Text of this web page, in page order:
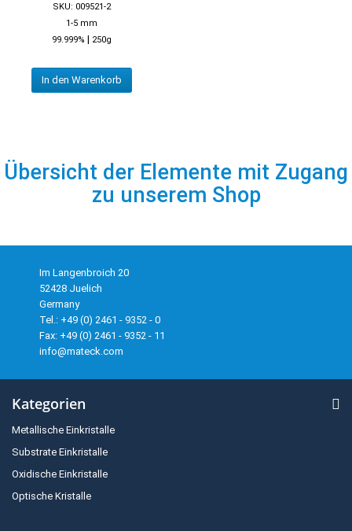
SKU: 009521-2
1-5 mm
99.999% | 250g
In den Warenkorb
Übersicht der Elemente mit Zugang
zu unserem Shop
Im Langenbroich 20
52428 Juelich
Germany
Tel.: +49 (0) 2461 - 9352 - 0
Fax: +49 (0) 2461 - 9352 - 11
info@mateck.com
Kategorien
Metallische Einkristalle
Substrate Einkristalle
Oxidische Einkristalle
Optische Kristalle